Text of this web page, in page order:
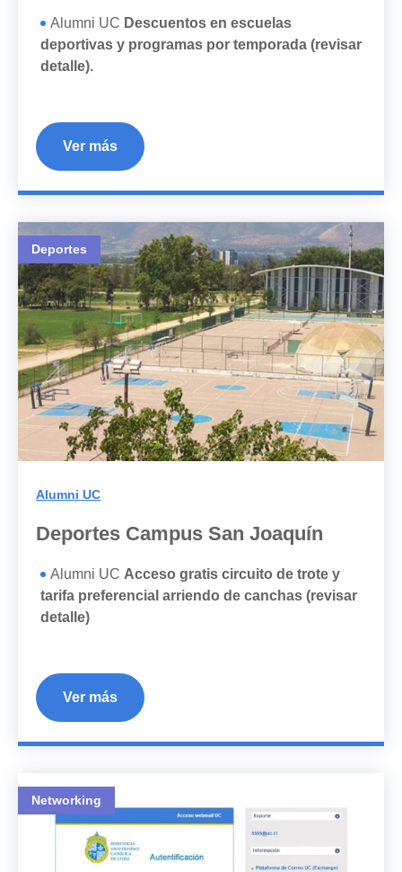
Alumni UC Descuentos en escuelas
deportivas y programas por temporada (revisar
detalle).
Ver más
Deportes
Alumni UC
Deportes Campus San Joaquín
Alumni UC Acceso gratis circuito de trote y
tarifa preferencial arriendo de canchas (revisar
detalle)
Ver más
Networking